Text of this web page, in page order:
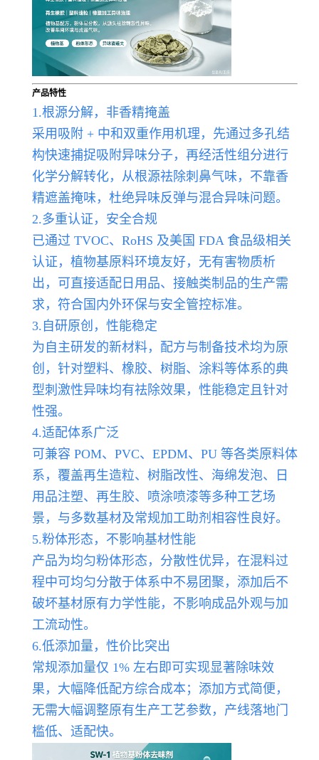
产品特性
1.根源分解，非香精掩盖
采用吸附 + 中和双重作用机理，先通过多孔结
构快速捕捉吸附异味分子，再经活性组分进行
化学分解转化，从根源祛除刺鼻气味，不靠香
精遮盖掩味，杜绝异味反弹与混合异味问题。
2.多重认证，安全合规
已通过 TVOC、RoHS 及美国 FDA 食品级相关
认证，植物基原料环境友好，无有害物质析
出，可直接适配日用品、接触类制品的生产需
求，符合国内外环保与安全管控标准。
3.自研原创，性能稳定
为自主研发的新材料，配方与制备技术均为原
创，针对塑料、橡胶、树脂、涂料等体系的典
型刺激性异味均有祛除效果，性能稳定且针对
性强。
4.适配体系广泛
可兼容 POM、PVC、EPDM、PU 等各类原料体
系，覆盖再生造粒、树脂改性、海绵发泡、日
用品注塑、再生胶、喷涂喷漆等多种工艺场
景，与多数基材及常规加工助剂相容性良好。
5.粉体形态，不影响基材性能
产品为均匀粉体形态，分散性优异，在混料过
程中可均匀分散于体系中不易团聚，添加后不
破坏基材原有力学性能，不影响成品外观与加
工流动性。
6.低添加量，性价比突出
常规添加量仅 1% 左右即可实现显著除味效
果，大幅降低配方综合成本；添加方式简便，
无需大幅调整原有生产工艺参数，产线落地门
槛低、适配快。